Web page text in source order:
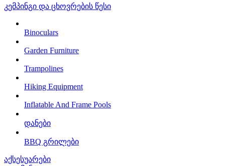
კემპინგი და ცხოვრების წესი
Binoculars
Garden Furniture
Trampolines
Hiking Equipment
Inflatable And Frame Pools
დანები
BBQ გრილები
აქსესუარები